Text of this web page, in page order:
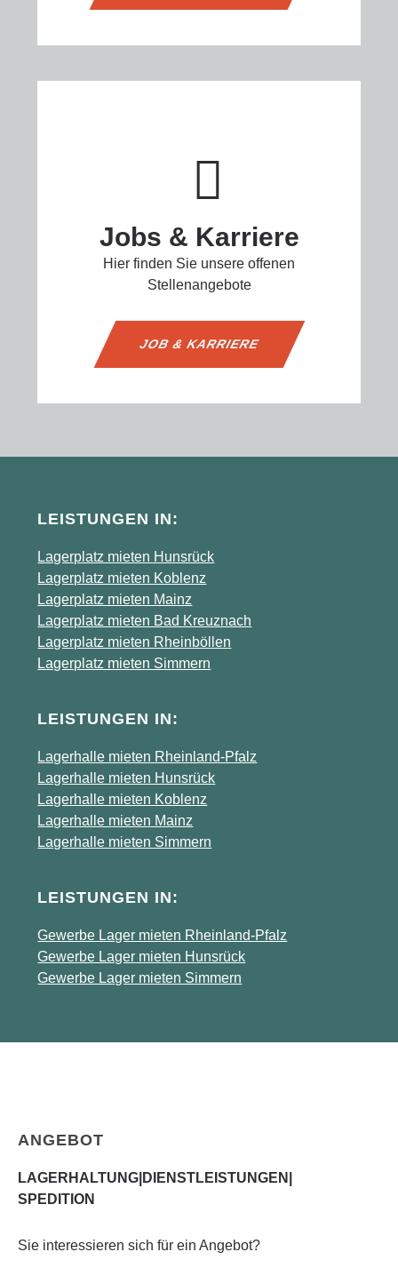
Jobs & Karriere
Hier finden Sie unsere offenen
Stellenangebote
JOB & KARRIERE
LEISTUNGEN IN:
Lagerplatz mieten Hunsrück
Lagerplatz mieten Koblenz
Lagerplatz mieten Mainz
Lagerplatz mieten Bad Kreuznach
Lagerplatz mieten Rheinböllen
Lagerplatz mieten Simmern
LEISTUNGEN IN:
Lagerhalle mieten Rheinland-Pfalz
Lagerhalle mieten Hunsrück
Lagerhalle mieten Koblenz
Lagerhalle mieten Mainz
Lagerhalle mieten Simmern
LEISTUNGEN IN:
Gewerbe Lager mieten Rheinland-Pfalz
Gewerbe Lager mieten Hunsrück
Gewerbe Lager mieten Simmern
ANGEBOT
LAGERHALTUNG|DIENSTLEISTUNGEN|
SPEDITION
Sie interessieren sich für ein Angebot?